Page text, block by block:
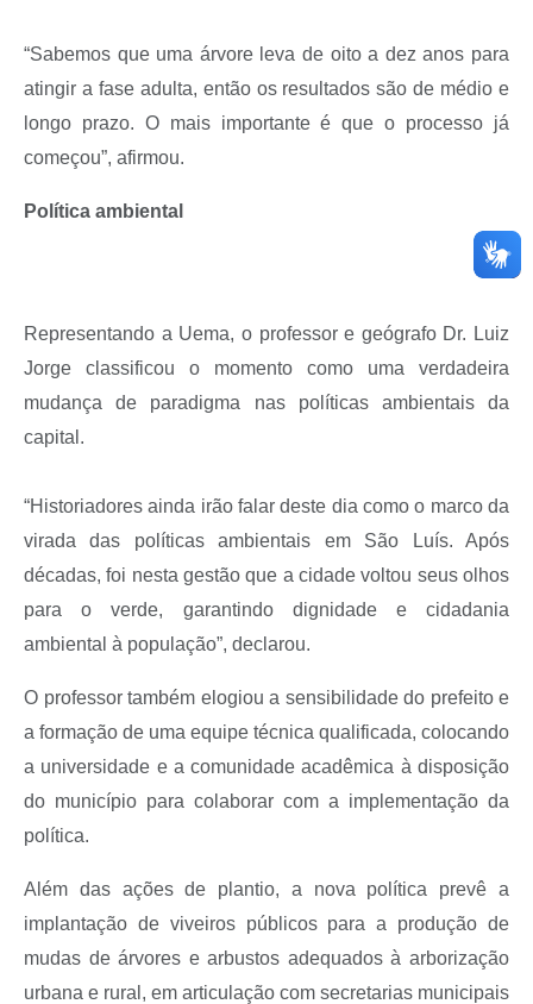
“Sabemos que uma árvore leva de oito a dez anos para
atingir a fase adulta, então os resultados são de médio e
longo prazo. O mais importante é que o processo já
começou”, afirmou.
Política ambiental
Representando a Uema, o professor e geógrafo Dr. Luiz
Jorge classificou o momento como uma verdadeira
mudança de paradigma nas políticas ambientais da
capital.
“Historiadores ainda irão falar deste dia como o marco da
virada das políticas ambientais em São Luís. Após
décadas, foi nesta gestão que a cidade voltou seus olhos
para o verde, garantindo dignidade e cidadania
ambiental à população”, declarou.
O professor também elogiou a sensibilidade do prefeito e
a formação de uma equipe técnica qualificada, colocando
a universidade e a comunidade acadêmica à disposição
do município para colaborar com a implementação da
política.
Além das ações de plantio, a nova política prevê a
implantação de viveiros públicos para a produção de
mudas de árvores e arbustos adequados à arborização
urbana e rural, em articulação com secretarias municipais